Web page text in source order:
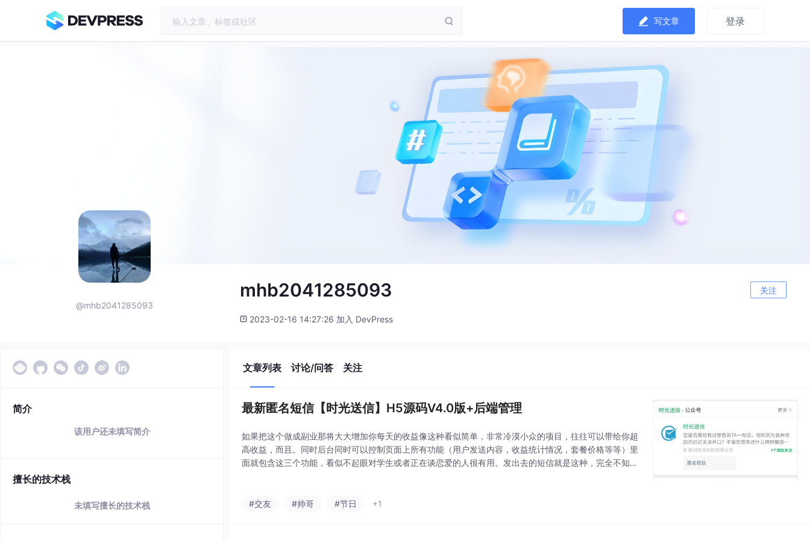
写文章 登录
@mhb2041285093
mhb2041285093 关注
2023-02-16 14:27:26 加入 DevPress
简介
该用户还未填写简介
擅长的技术栈
未填写擅长的技术栈
文章列表 讨论/问答 关注
最新匿名短信【时光送信】H5源码V4.0版+后端管理
如果把这个做成副业那将大大增加你每天的收益像这种看似简单，非常冷漠小众的项目，往往可以带给你超
高收益，而且。同时后台同时可以控制页面上所有功能（用户发送内容，收益统计情况，套餐价格等等）里
面就包含这三个功能，看似不起眼对学生或者正在谈恋爱的人很有用。发出去的短信就是这种，完全不知道
#交友 #帅哥 #节日 +1